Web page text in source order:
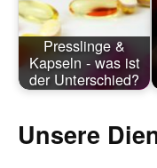
Presslinge &
Kapseln - was ist
der Unterschied?
Unsere